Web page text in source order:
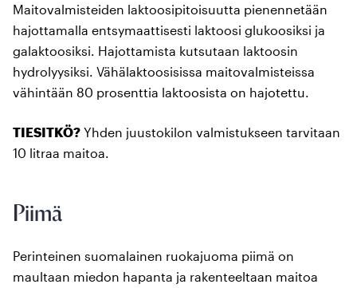
Maitovalmisteiden laktoosipitoisuutta pienennetään
hajottamalla entsymaattisesti laktoosi glukoosiksi ja
galaktoosiksi. Hajottamista kutsutaan laktoosin
hydrolyysiksi. Vähälaktoosisissa maitovalmisteissa
vähintään 80 prosenttia laktoosista on hajotettu.
TIESITKÖ? Yhden juustokilon valmistukseen tarvitaan
10 litraa maitoa.
Piimä
Perinteinen suomalainen ruokajuoma piimä on
maultaan miedon hapanta ja rakenteeltaan maitoa